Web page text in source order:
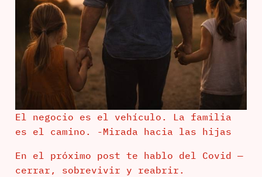
El negocio es el vehículo. La familia
es el camino. -Mirada hacia las hijas
En el próximo post te hablo del Covid —
cerrar, sobrevivir y reabrir.